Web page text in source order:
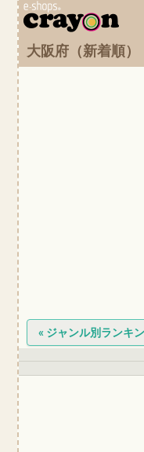
大阪府（新着順）
« ジャンル別ランキ